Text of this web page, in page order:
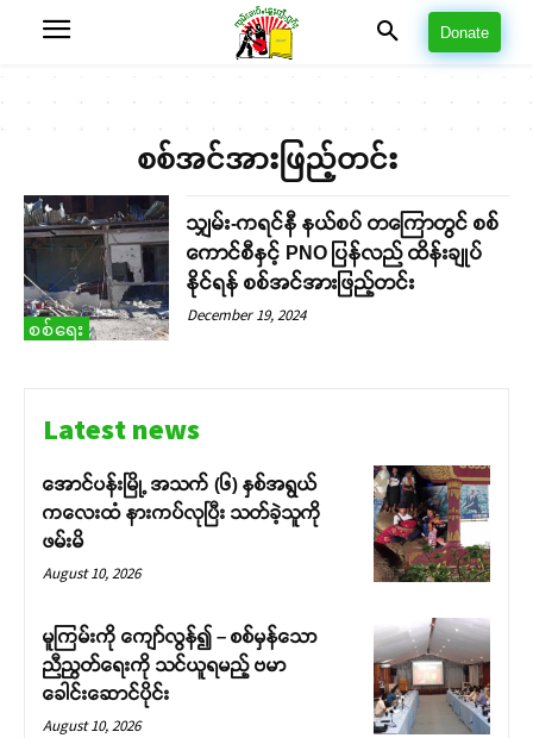
Donate
စစ်အင်အားဖြည့်တင်း
စစ်ရေး
သျှမ်း-ကရင်နီ နယ်စပ် တကြောတွင် စစ်
ကောင်စီနှင့် PNO ပြန်လည် ထိန်းချုပ်
နိုင်ရန် စစ်အင်အားဖြည့်တင်း
December 19, 2024
Latest news
အောင်ပန်းမြို့ အသက် (၆) နှစ်အရွယ်
ကလေးထံ နားကပ်လုပြီး သတ်ခဲ့သူကို
ဖမ်းမိ
August 10, 2026
မူကြမ်းကို ကျော်လွန်၍ – စစ်မှန်သော
ညီညွတ်ရေးကို သင်ယူရမည့် ဗမာ
ခေါင်းဆောင်ပိုင်း
August 10, 2026